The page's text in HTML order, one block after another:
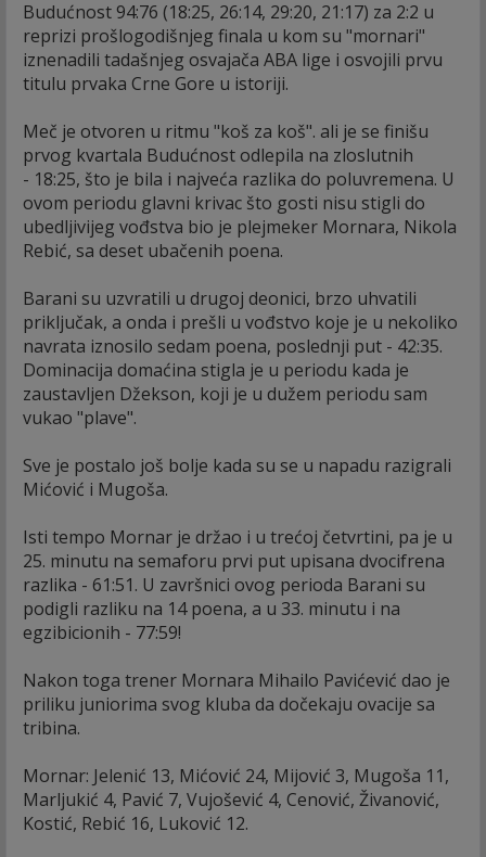
Budućnost 94:76 (18:25, 26:14, 29:20, 21:17) za 2:2 u
reprizi prošlogodišnjeg finala u kom su "mornari"
iznenadili tadašnjeg osvajača ABA lige i osvojili prvu
titulu prvaka Crne Gore u istoriji.
Meč je otvoren u ritmu "koš za koš". ali je se finišu
prvog kvartala Budućnost odlepila na zloslutnih
- 18:25, što je bila i najveća razlika do poluvremena. U
ovom periodu glavni krivac što gosti nisu stigli do
ubedljivijeg vođstva bio je plejmeker Mornara, Nikola
Rebić, sa deset ubačenih poena.
Barani su uzvratili u drugoj deonici, brzo uhvatili
priključak, a onda i prešli u vođstvo koje je u nekoliko
navrata iznosilo sedam poena, poslednji put - 42:35.
Dominacija domaćina stigla je u periodu kada je
zaustavljen Džekson, koji je u dužem periodu sam
vukao "plave".
Sve je postalo još bolje kada su se u napadu razigrali
Mićović i Mugoša.
Isti tempo Mornar je držao i u trećoj četvrtini, pa je u
25. minutu na semaforu prvi put upisana dvocifrena
razlika - 61:51. U završnici ovog perioda Barani su
podigli razliku na 14 poena, a u 33. minutu i na
egzibicionih - 77:59!
Nakon toga trener Mornara Mihailo Pavićević dao je
priliku juniorima svog kluba da dočekaju ovacije sa
tribina.
Mornar: Jelenić 13, Mićović 24, Mijović 3, Mugoša 11,
Marljukić 4, Pavić 7, Vujošević 4, Cenović, Živanović,
Kostić, Rebić 16, Luković 12.